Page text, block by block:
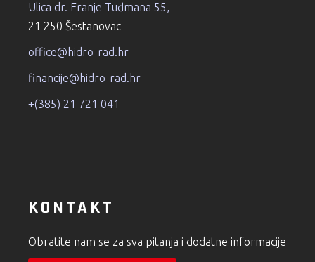
Ulica dr. Franje Tuđmana 55,
21 250 Šestanovac
office@hidro-rad.hr
financije@hidro-rad.hr
+(385) 21 721 041
KONTAKT
Obratite nam se za sva pitanja i dodatne informacije